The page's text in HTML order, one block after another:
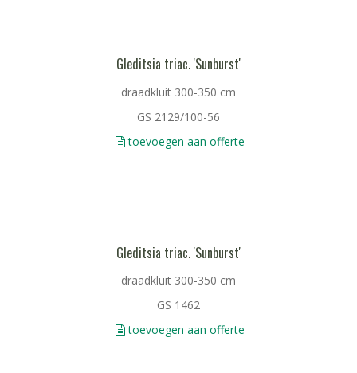
Gleditsia triac. 'Sunburst'
draadkluit 300-350 cm
GS 2129/100-56
toevoegen aan offerte
Gleditsia triac. 'Sunburst'
draadkluit 300-350 cm
GS 1462
toevoegen aan offerte